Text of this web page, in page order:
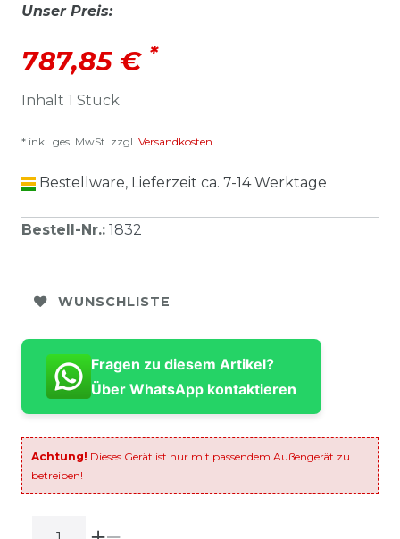
Unser Preis:
787,85 € *
Inhalt 1 Stück
* inkl. ges. MwSt. zzgl. Versandkosten
Bestellware, Lieferzeit ca. 7-14 Werktage
Bestell-Nr.: 1832
WUNSCHLISTE
Fragen zu diesem Artikel?
Über WhatsApp kontaktieren
Achtung! Dieses Gerät ist nur mit passendem Außengerät zu
betreiben!